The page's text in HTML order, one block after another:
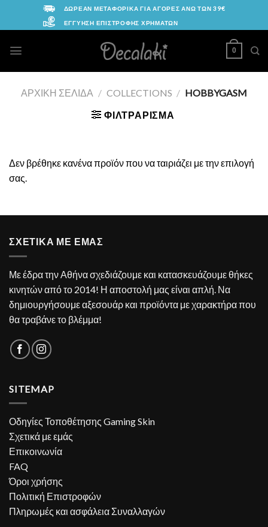
ΔΩΡΕΑΝ ΜΕΤΑΦΟΡΙΚΑ ΓΙΑ ΑΓΟΡΕΣ ΑΝΩ ΤΩΝ 39€
ΕΓΓΥΗΣΗ ΕΠΙΣΤΡΟΦΗΣ ΧΡΗΜΑΤΩΝ
0
ΑΡΧΙΚΉ ΣΕΛΊΔΑ / COLLECTIONS / HOBBYGASM
ΦΙΛΤΡΆΡΙΣΜΑ
Δεν βρέθηκε κανένα προϊόν που να ταιριάζει με την επιλογή
σας.
ΣΧΕΤΙΚΑ ΜΕ ΕΜΑΣ
Με έδρα την Αθήνα σχεδιάζουμε και κατασκευάζουμε θήκες
κινητών από το 2014! Η αποστολή μας είναι απλή. Να
δημιουργήσουμε αξεσουάρ και προϊόντα με χαρακτήρα που
θα τραβάνε το βλέμμα!
SITEMAP
Οδηγίες Τοποθέτησης Gaming Skin
Σχετικά με εμάς
Επικοινωνία
FAQ
Όροι χρήσης
Πολιτική Επιστροφών
Πληρωμές και ασφάλεια Συναλλαγών